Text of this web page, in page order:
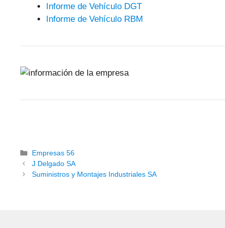
Informe de Vehículo DGT
Informe de Vehículo RBM
Categorías
Empresas 56
J Delgado SA
Suministros y Montajes Industriales SA